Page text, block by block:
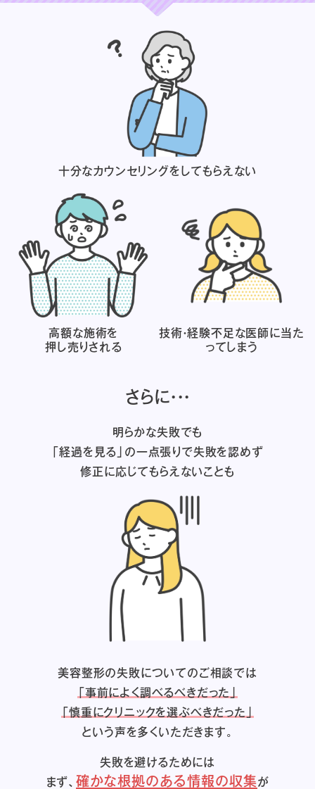
十分なカウンセリングをしてもらえない
高額な施術を
押し売りされる
技術・経験不足な医師に当た
ってしまう
さらに・・・
明らかな失敗でも
「経過を見る」の一点張りで失敗を認めず
修正に応じてもらえないことも
美容整形の失敗についてのご相談では
「事前によく調べるべきだった」
「慎重にクリニックを選ぶべきだった」
という声を多くいただきます。
失敗を避けるためには
まず、確かな根拠のある情報の収集が